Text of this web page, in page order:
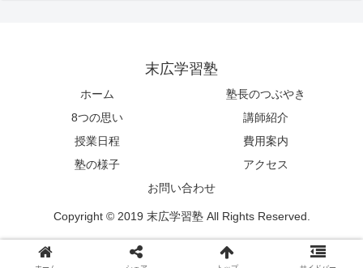
末広学習塾
ホーム
塾長のつぶやき
8つの思い
講師紹介
授業日程
費用案内
塾の様子
アクセス
お問い合わせ
Copyright © 2019 末広学習塾 All Rights Reserved.